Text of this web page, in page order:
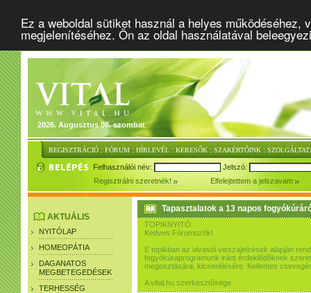
Ez a weboldal sütiket használ a helyes
megjelenítéséhez. Ön az oldal használatával
2026. Augusztus 08. szombat
REGISZTRÁCIÓ : FÓRUM : HÍRLEVÉL : KERESŐK : SZAKÉRTŐINK :
Felhasználói név:
Jelszó:
Regisztrálni szeretnék!
Elfelejtettem a jelszavam
AKTUÁLIS
NYITÓLAP
HOMEOPÁTIA
DAGANATOS
MEGBETEGEDÉSEK
TERHESSÉG
Tapasztalatok a 13 napos
TOPIKNYITÓ:
Kedves Fórumozók!
E topikban az olvasói visszajelzések alapján
fogyókúraprogramunk iránt érdeklődőknek
megosztására, kicserélésére. Kellemes
A vital.hu szerkesztősége